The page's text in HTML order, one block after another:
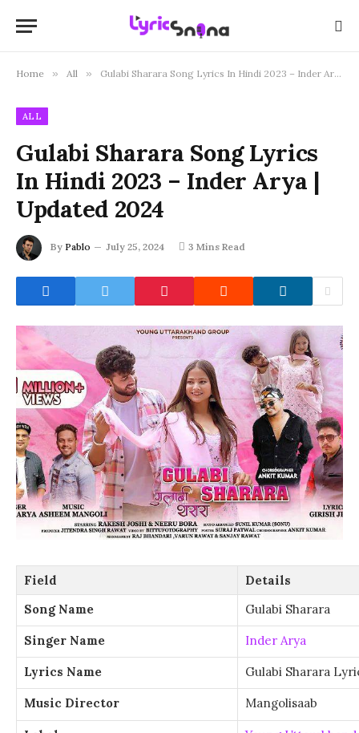
Home » All » Gulabi Sharara Song Lyrics In Hindi 2023 – Inder Arya | Updated 2024
ALL
Gulabi Sharara Song Lyrics
In Hindi 2023 – Inder Arya |
Updated 2024
By Pablo July 25, 2024 3 Mins Read
Field
Details
Song Name
Gulabi Sharara
Singer Name Inder Arya
Lyrics Name Gulabi Sharara
Music Director Mangolisaab